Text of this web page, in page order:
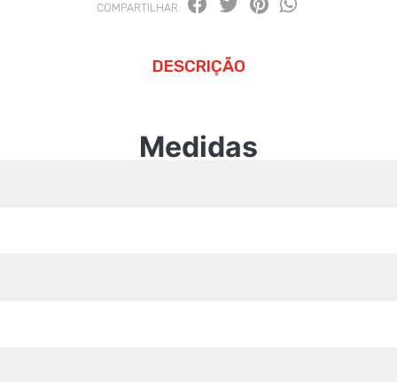
COMPARTILHAR:
DESCRIÇÃO
Medidas